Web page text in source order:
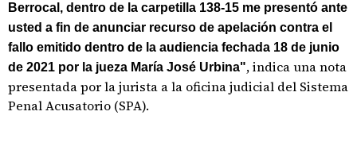
Berrocal, dentro de la carpetilla 138-15 me presentó ante
usted a fin de anunciar recurso de apelación contra el
fallo emitido dentro de la audiencia fechada 18 de junio
de 2021 por la jueza María José Urbina", indica una nota
presentada por la jurista a la oficina judicial del Sistema
Penal Acusatorio (SPA).